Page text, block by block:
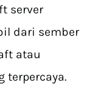
server
dari sember
atau
terpercaya.